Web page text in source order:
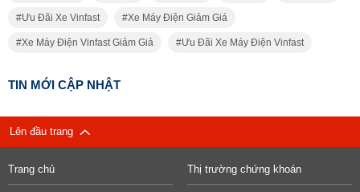
Ưu Đãi Xe Vinfast Xe Máy Điện Giảm Giá
Xe Máy Điện Vinfast Giảm Giá Ưu Đãi Xe Máy Điện Vinfast
TIN MỚI CẬP NHẬT
Lên đầu trang
Trang chủ Thị trường chứng khoán